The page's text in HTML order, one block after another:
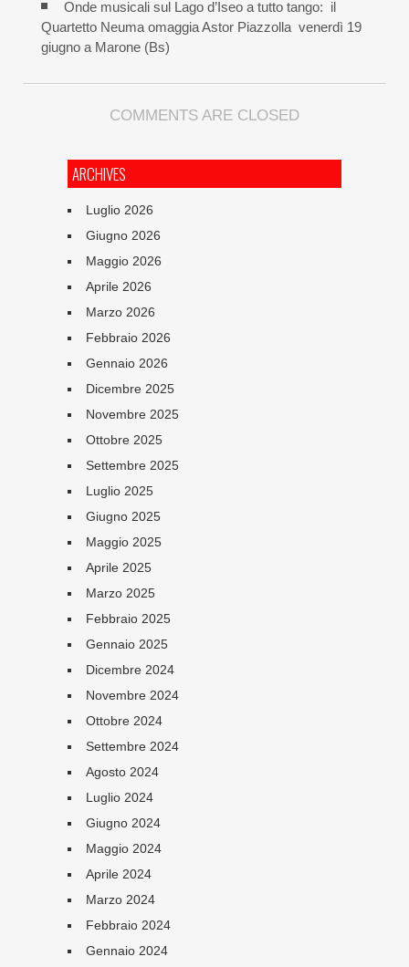
Onde musicali sul Lago d’Iseo a tutto tango: il
Quartetto Neuma omaggia Astor Piazzolla venerdì 19
giugno a Marone (Bs)
COMMENTS ARE CLOSED
ARCHIVES
Luglio 2026
Giugno 2026
Maggio 2026
Aprile 2026
Marzo 2026
Febbraio 2026
Gennaio 2026
Dicembre 2025
Novembre 2025
Ottobre 2025
Settembre 2025
Luglio 2025
Giugno 2025
Maggio 2025
Aprile 2025
Marzo 2025
Febbraio 2025
Gennaio 2025
Dicembre 2024
Novembre 2024
Ottobre 2024
Settembre 2024
Agosto 2024
Luglio 2024
Giugno 2024
Maggio 2024
Aprile 2024
Marzo 2024
Febbraio 2024
Gennaio 2024